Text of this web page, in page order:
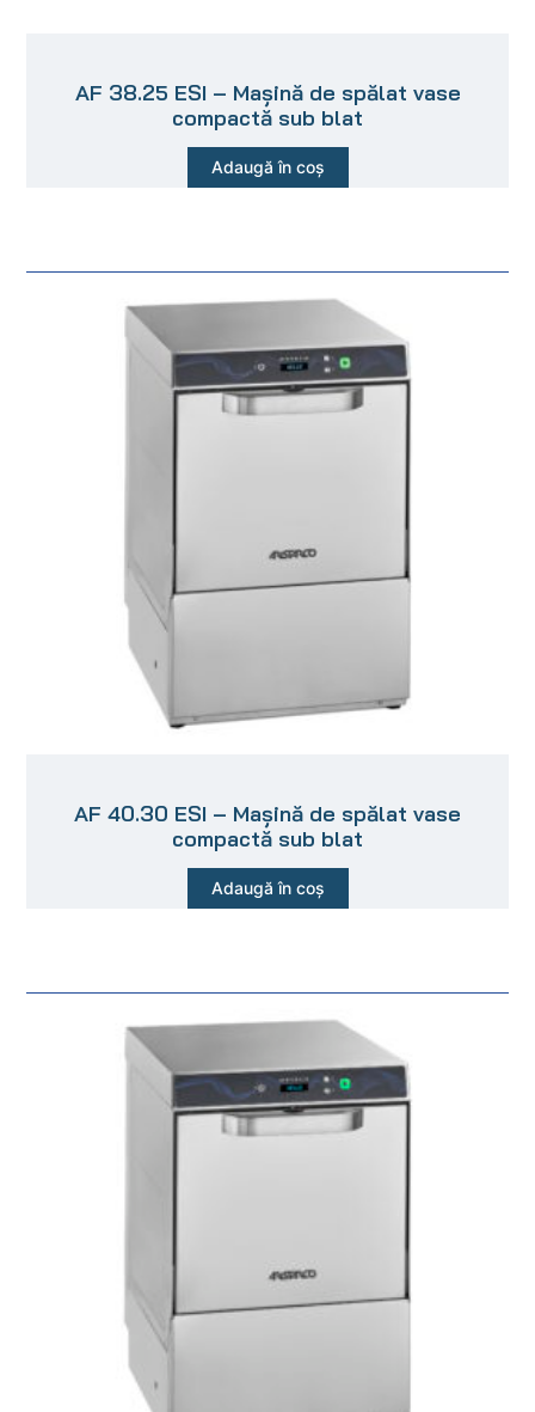
AF 38.25 ESI – Mașină de spălat vase
compactă sub blat
Adaugă în coș
AF 40.30 ESI – Mașină de spălat vase
compactă sub blat
Adaugă în coș